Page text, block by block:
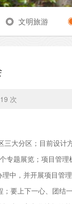
文明旅游
次
大分区；目前设计
专题展览；项目管
中，并开展项目管理
要上下一心、团结